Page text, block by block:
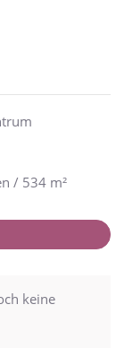
/ 534 m²
keine